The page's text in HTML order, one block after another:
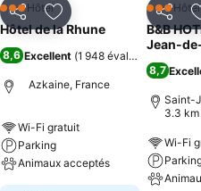
PartagerAjouter à mes favoris
3 ÉtoilesHôtel
Hôtel de la Rhune
8,6 Excellent (1 948 évaluations
Azkaine, France
Wi-Fi gratuit
Parking
Animaux acceptés
3 ÉtoilesHôtel
B&B
Jean-
8,7
Saint-
3.3
Wi-Fi